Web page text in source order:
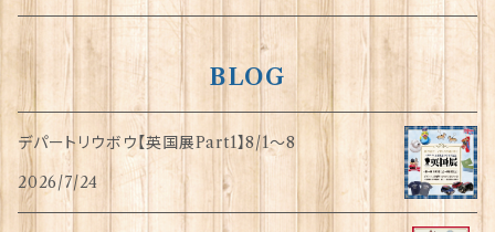
BLOG
デパートリウボウ【英国展Part1】8/1〜8
2026/7/24